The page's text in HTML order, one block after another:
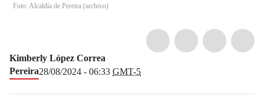
Foto: Alcaldía de Pereira (archivo)
Kimberly López Correa
Pereira28/08/2024 - 06:33 GMT-5